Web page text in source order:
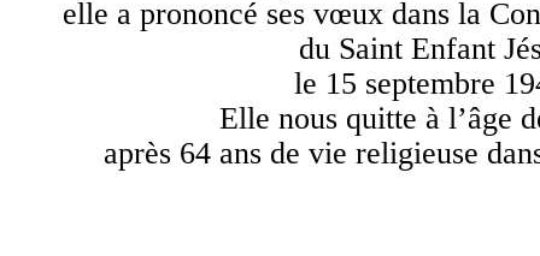
elle a prononcé ses vœux dans la
du Saint Enfant
le 15 septembre
Elle nous quitte à l’âge
après 64 ans de vie religieuse